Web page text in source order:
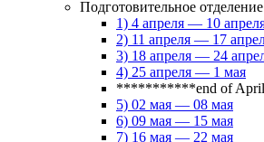
Подготовительное отделение
1) 4 апреля — 10
2) 11 апреля — 17
3) 18 апреля — 24
4) 25 апреля — 1 мая
***********end of
5) 02 мая — 08 мая
6) 09 мая — 15 мая
7) 16 мая — 22 мая